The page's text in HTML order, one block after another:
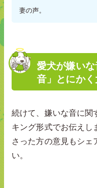
妻の声。
愛犬が嫌い
音」とにかく
続けて、嫌いな音に関
キング形式でお伝え
さった方の意見もシェ
い。